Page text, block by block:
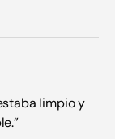
limpio y